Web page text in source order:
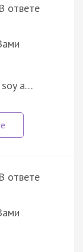
ответе
a…
ответе